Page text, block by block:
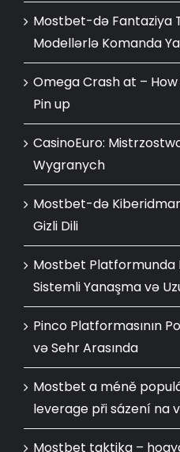
Mostbet-də Fantaziya
Modellərlə Komanda
Omega Crash at –
Pin up
CasinoEuro:
Wygranych
Mostbet-də
Gizli Dili
Mostbet Platformunda
Sistemli Yanaşma və
Pinco Platformasının
və Sehr Arasında
Mostbet a méně
leverage při sázení na
Mostbet taktika –